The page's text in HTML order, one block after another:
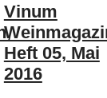
Vinum
Heft 05, Mai
2016